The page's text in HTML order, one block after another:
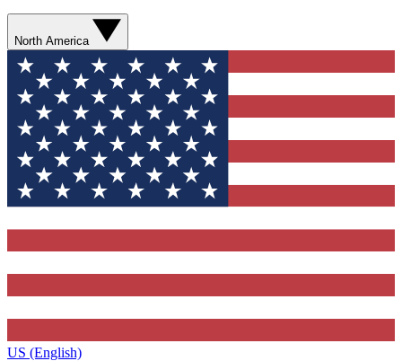
North America
US (English)